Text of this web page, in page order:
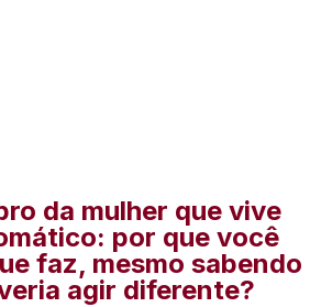
da mulher que vive
por que você
faz, mesmo sabendo
agir diferente?